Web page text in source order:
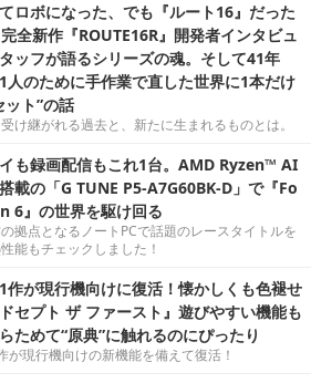
ロボになった、でも『ルート16』だった
全新作『ROUTE16R』開発者インタビュ
ッフが語るシリーズの魂。そして41年
人のために手作業で直した世界に1本だけ
ット”の話
け継がれる過去と、新たに生まれるものとは。
も録画配信もこれ1台。AMD Ryzen™ AI
載の「G TUNE P5-A7G60BK-D」で『Fo
6』の世界を駆け回る
拠点となるノートPCで話題のレースタイトルを
能もチェックしました！
作が現行機向けに復活！懐かしくも色褪せ
セプト ザ ファースト』遊びやすい機能も
ためて“原典”に触れるのにぴったり
が現行機向けの新機能を備えて復活！